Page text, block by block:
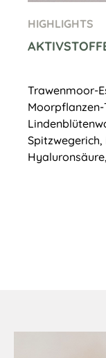
HIGHLIGHTS
Trawenmoor-
Moorpflanzen-